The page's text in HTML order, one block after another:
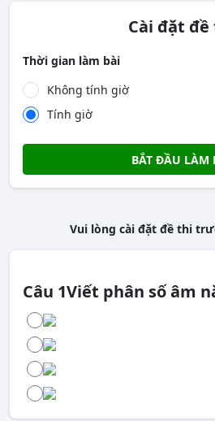
Cài đặt
Thời gian làm bài
Không tính giờ
Tính giờ
BẮT ĐẦU LÀM
Vui lòng cài đặt đề thi
Câu 1Viết phân số âm